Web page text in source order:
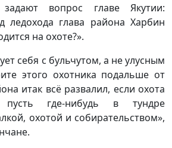
вопрос главе Якутии:
ледохода глава района Харбин
на охоте?».
себя с бульчутом, а не улусным
этого охотника подальше от
итак всё развалил, если охота
где-нибудь в тундре
охотой и собирательством»,